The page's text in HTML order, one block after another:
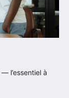
— l’essentiel à